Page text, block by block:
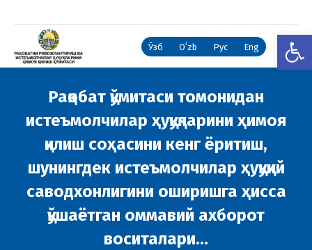
Ўзб Oʻzb Рус Eng
Рақобат қўмитаси томонидан
истеъмолчилар ҳуқуқларини ҳимоя
қилиш соҳасини кенг ёритиш,
шунингдек истеъмолчилар ҳуқуқий
саводхонлигини оширишга ҳисса
қўшаётган оммавий ахборот
воситалари…